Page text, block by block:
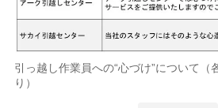
引っ越し作業員への“心づけ”について（
り）